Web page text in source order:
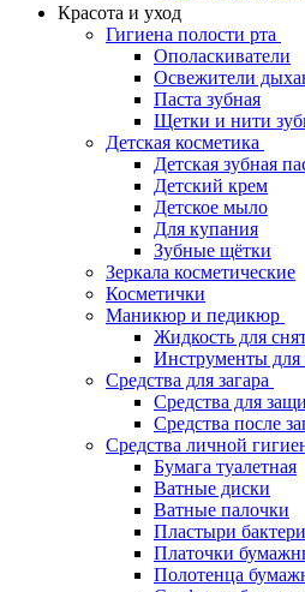
Красота и уход
Гигиена полости рта
Ополаскиватели
Освежители
Паста зубная
Щетки и нити
Детская косметика
Детская зубная
Детский крем
Детское мыло
Для купания
Зубные щётки
Зеркала косметические
Косметички
Маникюр и педикюр
Жидкость для
Инструменты
Средства для загара
Средства для
Средства после
Средства личной
Бумага туалетная
Ватные диски
Ватные палочки
Пластыри
Платочки
Полотенца